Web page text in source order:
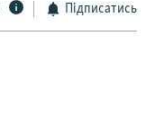
Підписатись